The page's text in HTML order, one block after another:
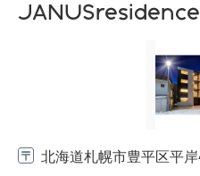
北海道札幌市豊平区平